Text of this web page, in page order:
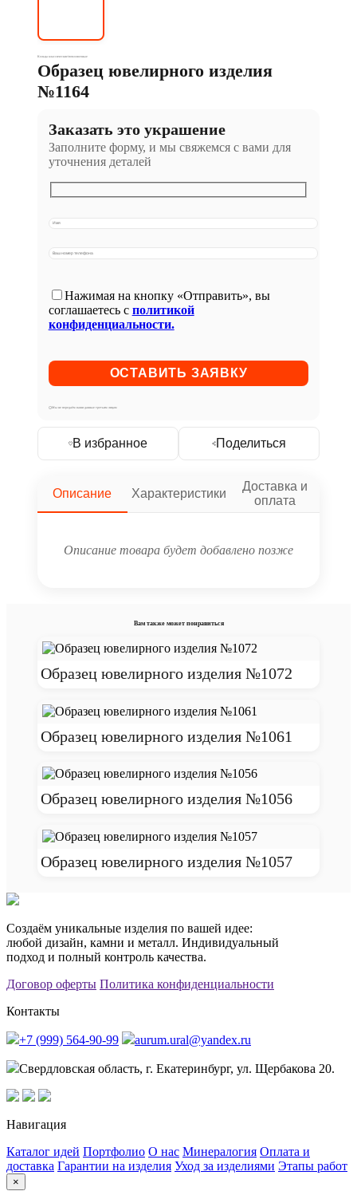
Кольца классические/помолвочные
Образец ювелирного изделия
№1164
Заказать это украшение
Заполните форму, и мы свяжемся с вами для
уточнения деталей
Нажимая на кнопку «Отправить», вы
соглашаетесь с политикой
конфиденциальности.
Мы не передаём ваши данные третьим лицам
В избранное Поделиться
Описание Характеристики
Доставка и
оплата
Описание товара будет добавлено позже
Вам также может понравиться
Образец ювелирного изделия №1072
Образец ювелирного изделия №1061
Образец ювелирного изделия №1056
Образец ювелирного изделия №1057
Создаём уникальные изделия по вашей идее:
любой дизайн, камни и металл. Индивидуальный
подход и полный контроль качества.
Договор оферты Политика конфиденциальности
Контакты
+7 (999) 564-90-99 aurum.ural@yandex.ru
Свердловская область, г. Екатеринбург, ул. Щербакова 20.
Навигация
Каталог идей Портфолио О нас Минералогия Оплата и
доставка Гарантии на изделия Уход за изделиями Этапы работ
×